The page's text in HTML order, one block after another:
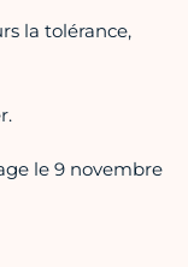
la tolérance,
le 9 novembre